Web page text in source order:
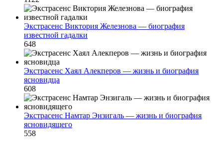
Экстрасенс Виктория Железнова — биография
известной гадалки
648
Экстрасенс Хаял Алекперов — жизнь и биография
ясновидца
608
Экстрасенс Намтар Энзигаль — жизнь и биография
ясновидящего
558